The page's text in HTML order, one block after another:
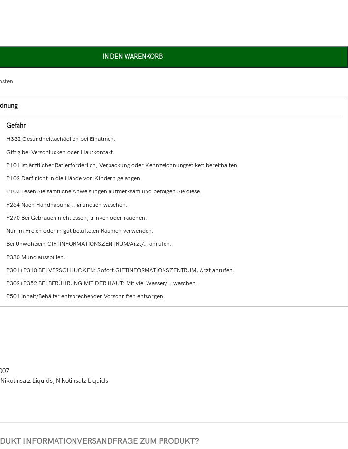
IN DEN WARENKORB
Gefahr
H332 Gesundheitsschädlich bei Einatmen.
Giftig bei Verschlucken oder Hautkontakt.
P101 Ist ärztlicher Rat erforderlich, Verpackung oder Kennzeichnungsetikett bereithalten.
P102 Darf nicht in die Hände von Kindern gelangen.
P103 Lesen Sie sämtliche Anweisungen aufmerksam und befolgen Sie diese.
P264 Nach Handhabung … gründlich waschen.
P270 Bei Gebrauch nicht essen, trinken oder rauchen.
Nur im Freien oder in gut belüfteten Räumen verwenden.
Bei Unwohlsein GIFTINFORMATIONSZENTRUM/Arzt/… anrufen.
P330 Mund ausspülen.
P301+P310 BEI VERSCHLUCKEN: Sofort GIFTINFORMATIONSZENTRUM, Arzt anrufen.
P302+P352 BEI BERÜHRUNG MIT DER HAUT: Mit viel Wasser/… waschen.
P501 Inhalt/Behälter entsprechender Vorschriften entsorgen.
Liquids, Nikotinsalz Liquids
INFORMATIONVERSANDFRAGE ZUM PRODUKT?